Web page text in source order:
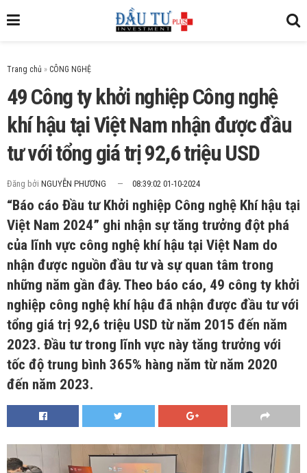
Trang chủ »
49 Công ty khởi nghiệp Công nghệ
khí hậu tại Việt Nam nhận được đầu
tư với tổng giá trị 92,6 triệu USD
Đăng bởi NGUYỄN PHƯƠNG 08:39:02 01-10-2024
“Báo cáo Đầu tư Khởi nghiệp Công nghệ Khí hậu tại
Việt Nam 2024” ghi nhận sự tăng trưởng đột phá
của lĩnh vực công nghệ khí hậu tại Việt Nam do
nhận được nguồn đầu tư và sự quan tâm trong
những năm gần đây. Theo báo cáo, 49 công ty khởi
nghiệp công nghệ khí hậu đã nhận được đầu tư với
tổng giá trị 92,6 triệu USD từ năm 2015 đến năm
2023. Đầu tư trong lĩnh vực này tăng trưởng với
tốc độ trung bình 365% hàng năm từ năm 2020
đến năm 2023.